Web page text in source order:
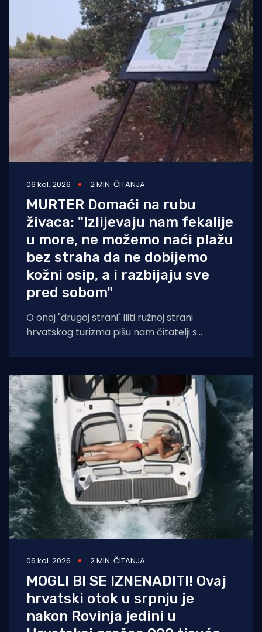
06 kol. 2026 2 MIN. ČITANJA
MURTER Domaći na rubu
živaca: "Izlijevaju nam fekalije
u more, ne možemo naći plažu
bez straha da ne dobijemo
kožni osip, a i razbijaju sve
pred sobom"
O onoj "drugoj strani" iliti ružnoj strani
hrvatskog turizma pišu nam čitatelji s
06 kol. 2026 2 MIN. ČITANJA
MOGLI BI SE IZNENADITI! Ovaj
hrvatski otok u srpnju je
nakon Rovinja jedini u